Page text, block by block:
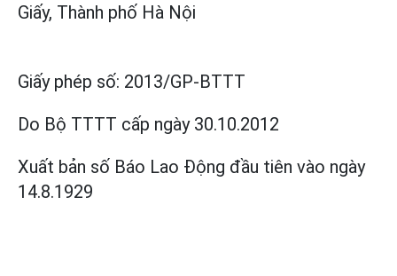
Giấy, Thành phố Hà Nội
Giấy phép số: 2013/GP-BTTT
Do Bộ TTTT cấp ngày 30.10.2012
Xuất bản số Báo Lao Động đầu tiên vào ngày
14.8.1929